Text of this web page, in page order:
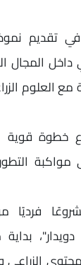
تقديم
داخل المجال
مع العلوم
فرديًا